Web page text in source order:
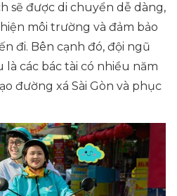
sẽ được di chuyển dễ dàng,
môi trường và đảm bảo
đi. Bên cạnh đó, đội ngũ
là các bác tài có nhiều năm
đường xá Sài Gòn và phục